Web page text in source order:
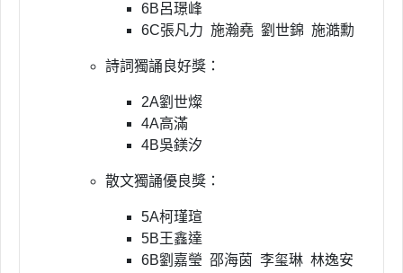
6B呂璟峰
6C張凡力 施瀚堯 劉世錦 施澔勳
詩詞獨誦良好獎：
2A劉世燦
4A高滿
4B吳鎂汐
散文獨誦優良獎：
5A柯瑾瑄
5B王鑫達
6B劉嘉瑩 邵海茵 李玺琳 林逸安